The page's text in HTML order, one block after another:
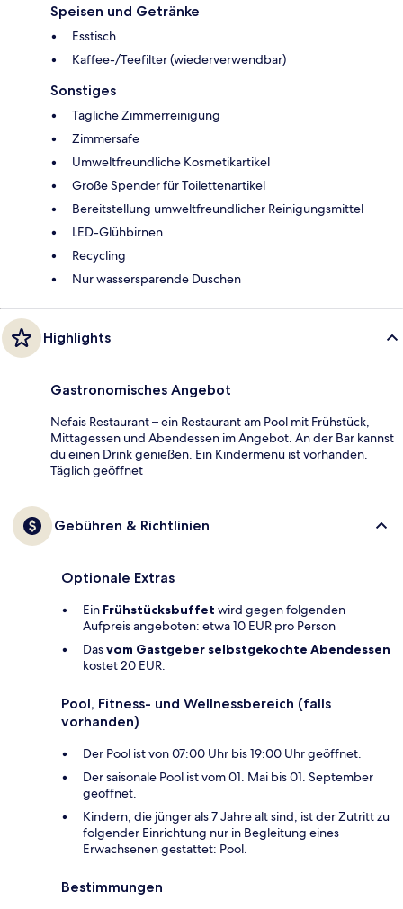
Speisen und Getränke
Esstisch
Kaffee-/Teefilter (wiederverwendbar)
Sonstiges
Tägliche Zimmerreinigung
Zimmersafe
Umweltfreundliche Kosmetikartikel
Große Spender für Toilettenartikel
Bereitstellung umweltfreundlicher Reinigungsmittel
LED-Glühbirnen
Recycling
Nur wassersparende Duschen
Highlights
Gastronomisches Angebot
Nefais Restaurant – ein Restaurant am Pool mit Frühstück,
Mittagessen und Abendessen im Angebot. An der Bar kannst
du einen Drink genießen. Ein Kindermenü ist vorhanden.
Täglich geöffnet
Gebühren & Richtlinien
Optionale Extras
Ein Frühstücksbuffet wird gegen folgenden
Aufpreis angeboten: etwa 10 EUR pro Person
Dasvom Gastgeber selbstgekochte Abendessen
kostet 20 EUR.
Pool, Fitness- und Wellnessbereich (falls
vorhanden)
Der Pool ist von 07:00 Uhr bis 19:00 Uhr geöffnet.
Der saisonale Pool ist vom 01. Mai bis 01. September
geöffnet.
Kindern, die jünger als 7 Jahre alt sind, ist der Zutritt zu
folgender Einrichtung nur in Begleitung eines
Erwachsenen gestattet: Pool.
Bestimmungen